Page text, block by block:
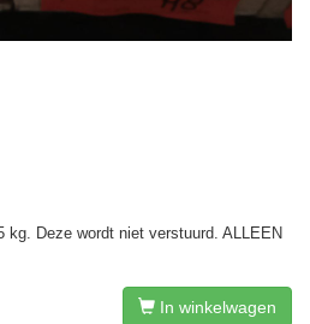
kg. Deze wordt niet verstuurd. ALLEEN
In winkelwagen